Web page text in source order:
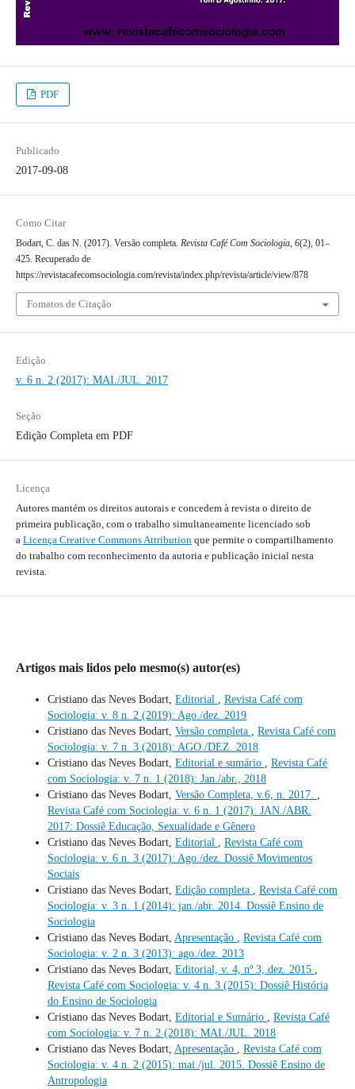
PDF
Publicado
2017-09-08
Como Citar
Bodart, C. das N. (2017). Versão completa. Revista Café Com Sociologia, 6(2), 01–
425. Recuperado de
https://revistacafecomsociologia.com/revista/index.php/revista/article/view/878
Fomatos de Citação
Edição
v. 6 n. 2 (2017): MAI./JUL. 2017
Seção
Edição Completa em PDF
Licença
Autores mantém os direitos autorais e concedem à revista o direito de
primeira publicação, com o trabalho simultaneamente licenciado sob
a Licença Creative Commons Attribution que permite o compartilhamento
do trabalho com reconhecimento da autoria e publicação inicial nesta
revista.
Artigos mais lidos pelo mesmo(s) autor(es)
Cristiano das Neves Bodart, Editorial , Revista Café com
Sociologia: v. 8 n. 2 (2019): Ago./dez. 2019
Cristiano das Neves Bodart, Versão completa , Revista Café com
Sociologia: v. 7 n. 3 (2018): AGO./DEZ. 2018
Cristiano das Neves Bodart, Editorial e sumário , Revista Café
com Sociologia: v. 7 n. 1 (2018): Jan./abr., 2018
Cristiano das Neves Bodart, Versão Completa, v.6, n. 2017. ,
Revista Café com Sociologia: v. 6 n. 1 (2017): JAN./ABR.
2017: Dossiê Educação, Sexualidade e Gênero
Cristiano das Neves Bodart, Editorial , Revista Café com
Sociologia: v. 6 n. 3 (2017): Ago./dez. Dossiê Movimentos
Sociais
Cristiano das Neves Bodart, Edição completa , Revista Café com
Sociologia: v. 3 n. 1 (2014): jan./abr. 2014. Dossiê Ensino de
Sociologia
Cristiano das Neves Bodart, Apresentação , Revista Café com
Sociologia: v. 2 n. 3 (2013): ago./dez. 2013
Cristiano das Neves Bodart, Editorial, v. 4, nº 3, dez. 2015 ,
Revista Café com Sociologia: v. 4 n. 3 (2015): Dossiê História
do Ensino de Sociologia
Cristiano das Neves Bodart, Editorial e Sumário , Revista Café
com Sociologia: v. 7 n. 2 (2018): MAI./JUL. 2018
Cristiano das Neves Bodart, Apresentação , Revista Café com
Sociologia: v. 4 n. 2 (2015): mai./jul. 2015. Dossiê Ensino de
Antropologia